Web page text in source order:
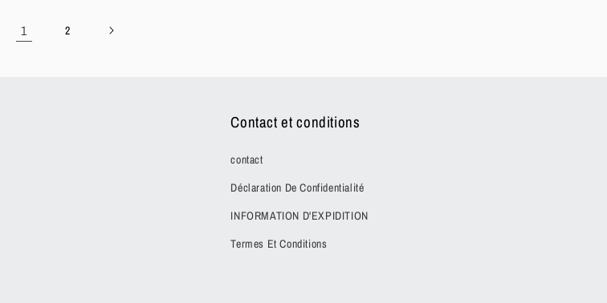
1 2
Contact et conditions
contact
Déclaration De Confidentialité
INFORMATION D'EXPIDITION
Termes Et Conditions